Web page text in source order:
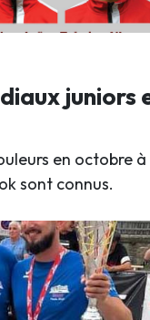
juniors
en octobre à
sont connus.